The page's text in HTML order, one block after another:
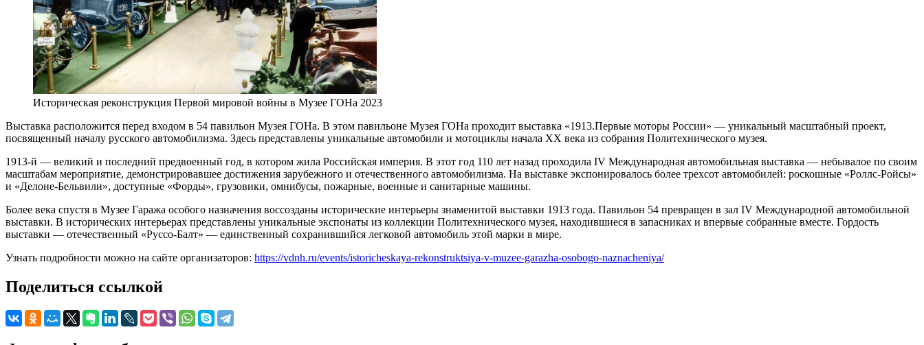
Историческая реконструкция Первой мировой войны в Музее ГОНа 2023
Выставка расположится перед входом в 54 павильон Музея ГОНа. В этом павильоне Музея ГОНа проходит выставка «1913.Первые моторы России» — уникальный масштабный проект,
посвященный началу русского автомобилизма. Здесь представлены уникальные автомобили и мотоциклы начала ХХ века из собрания Политехнического музея.
1913-й — великий и последний предвоенный год, в котором жила Российская империя. В этот год 110 лет назад проходила IV Международная автомобильная выставка — небывалое по своим
масштабам мероприятие, демонстрировавшее достижения зарубежного и отечественного автомобилизма. На выставке экспонировалось более трехсот автомобилей: роскошные «Роллс-Ройсы»
и «Делоне-Бельвили», доступные «Форды», грузовики, омнибусы, пожарные, военные и санитарные машины.
Более века спустя в Музее Гаража особого назначения воссозданы исторические интерьеры знаменитой выставки 1913 года. Павильон 54 превращен в зал IV Международной автомобильной
выставки. В исторических интерьерах представлены уникальные экспонаты из коллекции Политехнического музея, находившиеся в запасниках и впервые собранные вместе. Гордость
выставки — отечественный «Руссо-Балт» — единственный сохранившийся легковой автомобиль этой марки в мире.
Узнать подробности можно на сайте организаторов: https://vdnh.ru/events/istoricheskaya-rekonstruktsiya-v-muzee-garazha-osobogo-naznacheniya/
Поделиться ссылкой